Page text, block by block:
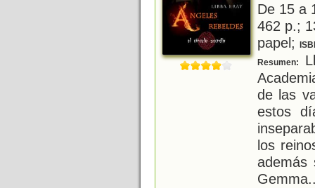
De 15 a
462 p.;
papel;
Resumen:
de las
estos
los
además
Gemma